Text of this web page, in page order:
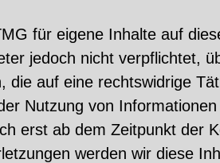
für eigene Inhalte auf
jedoch nicht verpflichtet,
auf eine rechtswidrige
Nutzung von
erst ab dem Zeitpunkt der
werden wir diese